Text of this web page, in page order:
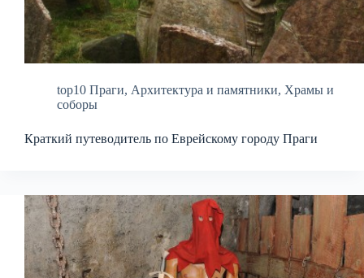
top10 Праги, Архитектура и памятники, Храмы и
соборы
Краткий путеводитель по Еврейскому городу Праги